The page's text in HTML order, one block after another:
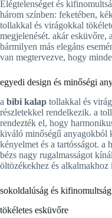
Elégtelenséget és
három színben: feketében,
tollakkal és virágokkal
megjelenését. akár esküvőre,
bármilyen más elegáns
van megtervezve, hogy
egyedi design és minőségi
a bibi kalap tollakkal és
részletekkel rendelkezik. a
rendezték el, hogy
kiváló minőségű anyagokból
kényelmet és a tartósságot. a
bézs nagy rugalmasságot
öltözékekhez és alkalmakhoz
sokoldalúság és kifinomultság
tökéletes esküvőre